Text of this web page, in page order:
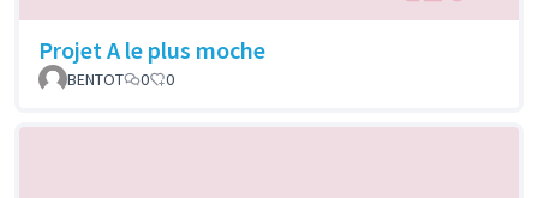
Projet A le plus moche
BENTOT 0 0